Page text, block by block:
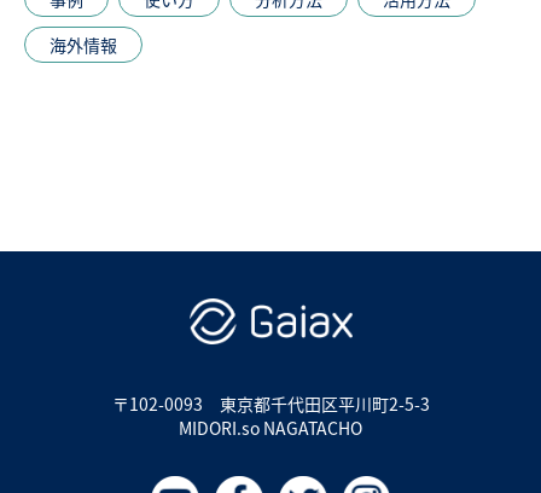
海外情報
〒102-0093 東京都千代田区平川町2-5-3
MIDORI.so NAGATACHO